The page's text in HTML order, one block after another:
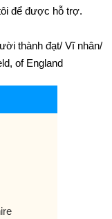
để được hỗ trợ.
thành đạt/ Vĩ nhân/
of England